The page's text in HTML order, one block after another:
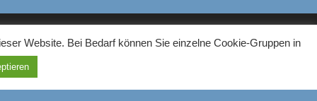
Website. Bei Bedarf können Sie einzelne Cookie-Gruppen in